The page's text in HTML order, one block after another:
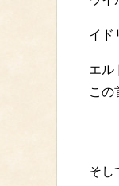
イド
エル
この
そし